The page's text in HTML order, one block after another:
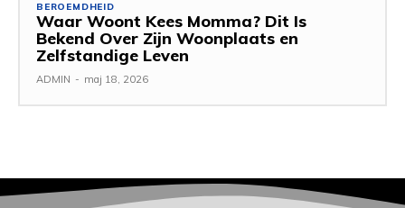
BEROEMDHEID
Waar Woont Kees Momma? Dit Is
Bekend Over Zijn Woonplaats en
Zelfstandige Leven
ADMIN - maj 18, 2026